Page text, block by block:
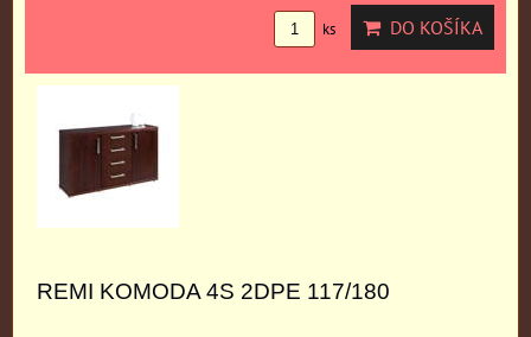
ks DO KOŠÍKA
REMI KOMODA 4S 2DPE 117/180